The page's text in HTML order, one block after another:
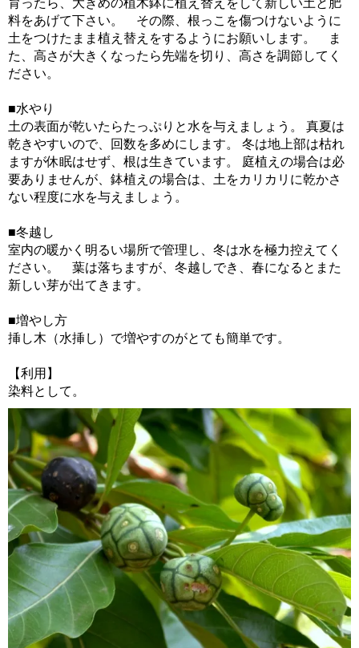
育ったら、大きめの植木鉢に植え替えをして新しい土と肥
料をあげて下さい。 その際、根っこを傷つけないように
土をつけたまま植え替えをするようにお願いします。 ま
た、高さが大きくなったら先端を切り、高さを調節してく
ださい。
■水やり
土の表面が乾いたらたっぷりと水を与えましょう。 真夏は
乾きやすいので、回数を多めにします。 冬は地上部は枯れ
ますが休眠はせず、根は生きています。 庭植えの場合は必
要ありませんが、鉢植えの場合は、土をカリカリに乾かさ
ない程度に水を与えましょう。
■冬越し
室内の暖かく明るい場所で管理し、冬は水を極力控えてく
ださい。 葉は落ちますが、冬越しでき、春になるとまた
新しい芽が出てきます。
■増やし方
挿し木（水挿し）で増やすのがとても簡単です。
【利用】
染料として。